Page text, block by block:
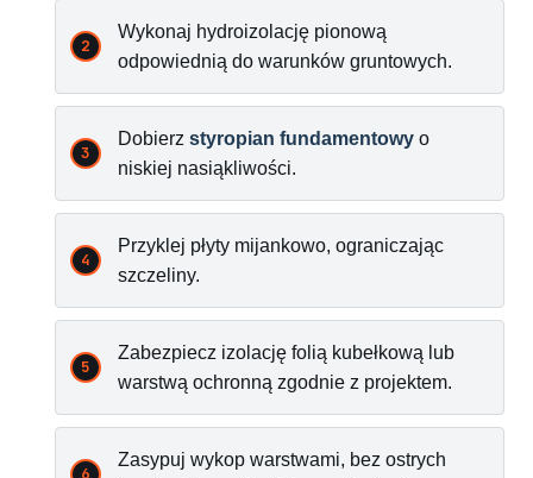
Wykonaj hydroizolację pionową
odpowiednią do warunków gruntowych.
Dobierz styropian fundamentowy o
niskiej nasiąkliwości.
Przyklej płyty mijankowo, ograniczając
szczeliny.
Zabezpiecz izolację folią kubełkową lub
warstwą ochronną zgodnie z projektem.
Zasypuj wykop warstwami, bez ostrych